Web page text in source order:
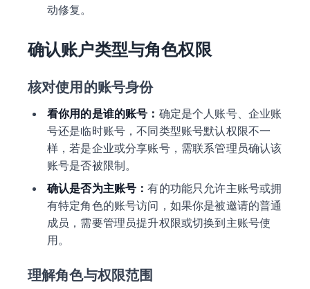
动修复。
确认账户类型与角色权限
核对使用的账号身份
看你用的是谁的账号： 确定是个人账号、企业账
号还是临时账号，不同类型账号默认权限不一
样，若是企业或分享账号，需联系管理员确认该
账号是否被限制。
确认是否为主账号：有的功能只允许主账号或拥
有特定角色的账号访问，如果你是被邀请的普通
成员，需要管理员提升权限或切换到主账号使
用。
理解角色与权限范围